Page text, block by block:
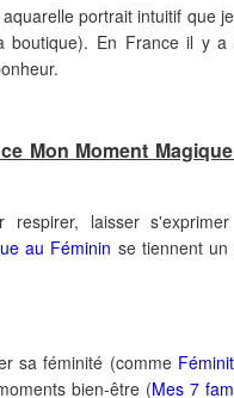
portrait intuitif que
En France il y a
Mon Moment
laisser
au Féminin se tiennent un
sa féminité (comme
bien-être (Mes 7